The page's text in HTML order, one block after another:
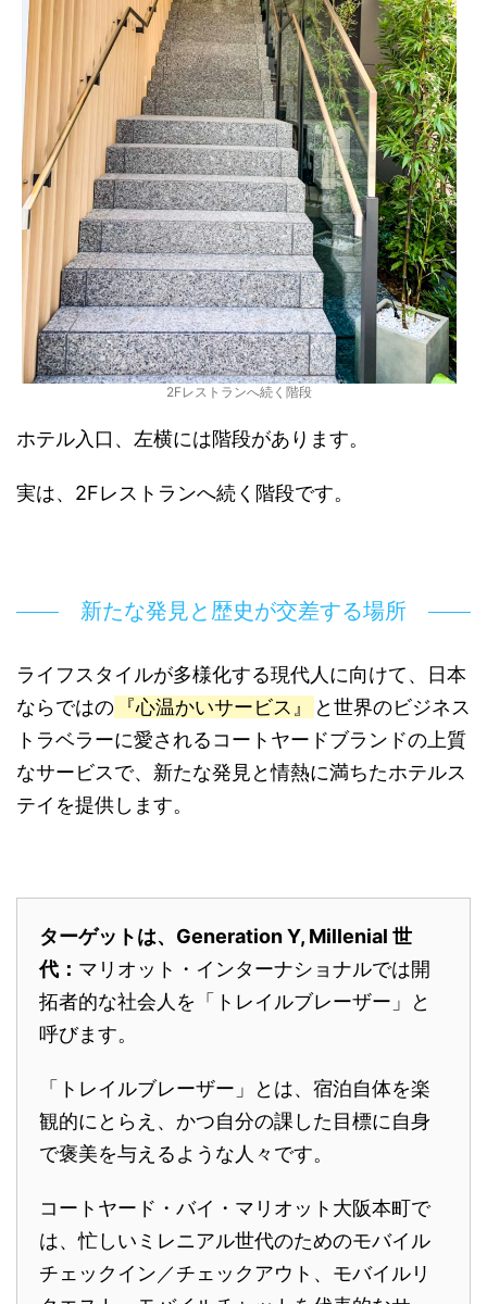
2Fレストランへ続く階段
ホテル入口、左横には階段があります。
実は、2Fレストランへ続く階段です。
新たな発見と歴史が交差する場所
ライフスタイルが多様化する現代人に向けて、日本
ならではの 『心温かいサービス』
と世界のビジネス
トラベラーに愛されるコートヤードブランドの上質
なサービスで、新たな発見と情熱に満ちたホテルス
テイを提供します。
ターゲットは、Generation Y, Millenial 世
代： マリオット・インターナショナルでは開
拓者的な社会人を「トレイルブレーザー」と
呼びます。
「トレイルブレーザー」とは、宿泊自体を楽
観的にとらえ、かつ自分の課した目標に自身
で褒美を与えるような人々です。
コートヤード・バイ・マリオット大阪本町で
は、忙しいミレニアル世代のためのモバイル
チェックイン／チェックアウト、モバイルリ